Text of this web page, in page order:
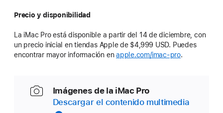
Precio y disponibilidad
La iMac Pro está disponible a partir del 14 de diciembre, con
un precio inicial en tiendas Apple de $4,999 USD. Puedes
encontrar mayor información enapple.com/imac-pro.
Imágenes de la iMac Pro
Descargar el contenido multimedia